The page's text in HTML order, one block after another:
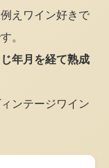
えワイン好きで
。
年月を経て熟成
ンテージワイン